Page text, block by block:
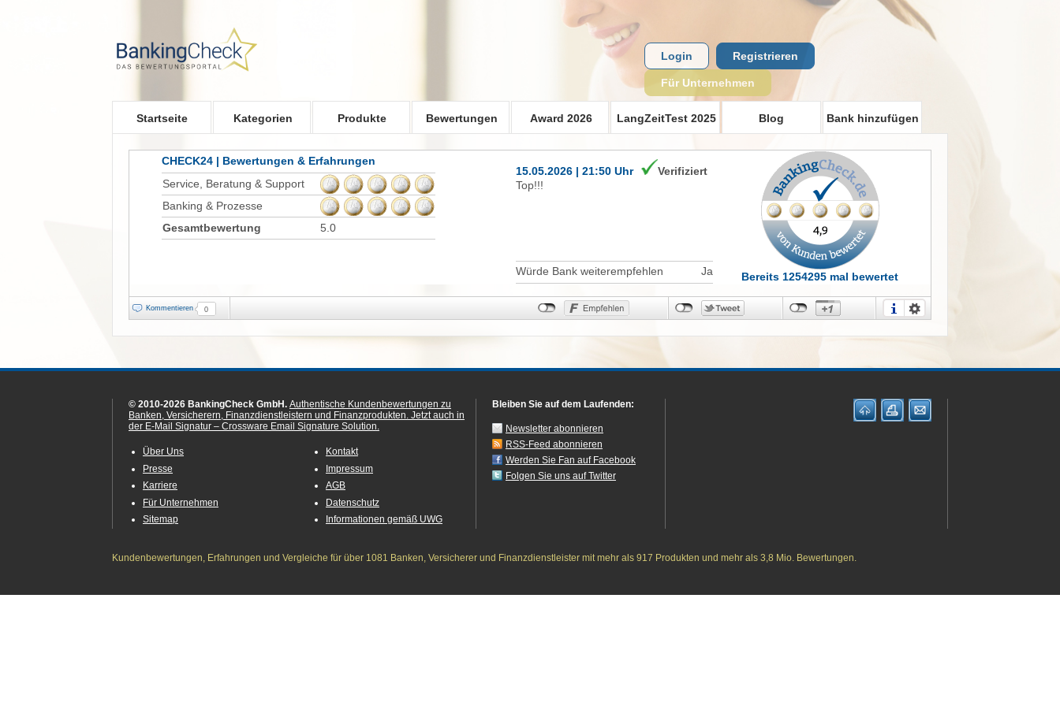
Startseite Kategorien Produkte Bewertungen Award 2026 LangZeitTest 2025 Blog Bank hinzufügen
Login Registrieren
Für Unternehmen
CHECK24 | Bewertungen & Erfahrungen
Service, Beratung & Support
Banking & Prozesse
Gesamtbewertung
5.0
15.05.2026 | 21:50 Uhr
Verifiziert
Top!!!
Würde Bank weiterempfehlen Ja Bereits 1254295 mal bewertet
Kommentieren 0
© 2010-2026 BankingCheck GmbH. Authentische Kundenbewertungen zu
Banken, Versicherern, Finanzdienstleistern und Finanzprodukten. Jetzt auch in
der E-Mail Signatur – Crossware Email Signature Solution.
Über Uns
Presse
Karriere
Für Unternehmen
Sitemap
Kontakt
Impressum
AGB
Datenschutz
Informationen gemäß UWG
Bleiben Sie auf dem Laufenden:
Newsletter abonnieren
RSS-Feed abonnieren
Werden Sie Fan auf Facebook
Folgen Sie uns auf Twitter
Kundenbewertungen, Erfahrungen und Vergleiche für über 1081 Banken, Versicherer und Finanzdienstleister mit mehr als 917 Produkten und mehr als 3,8 Mio. Bewertungen.